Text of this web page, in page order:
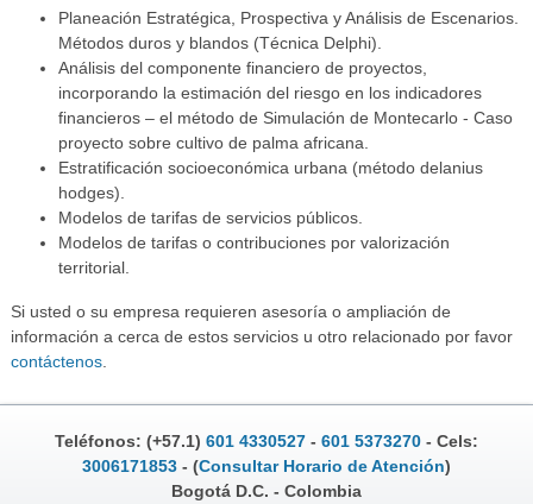
Planeación Estratégica, Prospectiva y Análisis de Escenarios.
Métodos duros y blandos (Técnica Delphi).
Análisis del componente financiero de proyectos,
incorporando la estimación del riesgo en los indicadores
financieros – el método de Simulación de Montecarlo - Caso
proyecto sobre cultivo de palma africana.
Estratificación socioeconómica urbana (método delanius
hodges).
Modelos de tarifas de servicios públicos.
Modelos de tarifas o contribuciones por valorización
territorial.
Si usted o su empresa requieren asesoría o ampliación de
información a cerca de estos servicios u otro relacionado por favor
contáctenos
Teléfonos: (+57.1) 601 4330527 - 601 5373270 - Cels:
3006171853 - (Consultar Horario de Atención)
Bogotá D.C. - Colombia